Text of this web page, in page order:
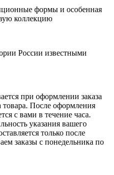
формы и особенная
коллекцию
России известными
при оформлении заказа
товара. После оформления
с вами в течение часа.
указания вашего
только после
заказы с понедельника по